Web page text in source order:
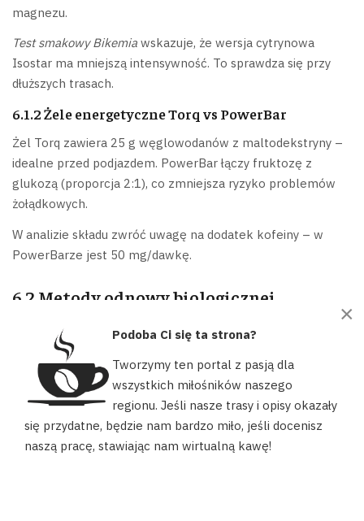
magnezu.
Test smakowy Bikemia wskazuje, że wersja cytrynowa
Isostar ma mniejszą intensywność. To sprawdza się przy
dłuższych trasach.
6.1.2 Żele energetyczne Torq vs PowerBar
Żel Torq zawiera 25 g węglowodanów z maltodekstryny –
idealne przed podjazdem. PowerBar łączy fruktozę z
glukozą (proporcja 2:1), co zmniejsza ryzyko problemów
żołądkowych.
W analizie składu zwróć uwagę na dodatek kofeiny – w
PowerBarze jest 50 mg/dawkę.
6.2 Metody odnowy biologicznej
Regeneracja po treningu to 30% sukcesu. Poznaj dwa
sprawdzone sposoby na przyspieszenie regeneracji mięśni.
6.2.1 Krioterapia miejscowa
Stosuj zimne okłady tylko na konkretne partie mięśniowe
(np. łydki). Optymalny czas to 10-12 minut – dłuższa
ekspozycja może spowolnić proces naprawczy.
Nasz portal używa plików cookies, aby ułatwić Ci korzystanie z
naszych zasobów, dopasować treści do Twoich potrzeb oraz w
celach statystycznych. Możesz określić warunki przechowywania
×
Podoba Ci się ta strona?
Tworzymy ten portal z pasją dla
wszystkich miłośników naszego
regionu. Jeśli nasze trasy i opisy okazały
się przydatne, będzie nam bardzo miło, jeśli docenisz
naszą pracę, stawiając nam wirtualną kawę!